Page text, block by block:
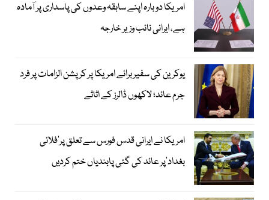
امریکا دوبارہ اپنے سابقہ وعدوں کی پاسداری پر آمادہ
ہے، ایرانی نائب وزیر خارجہ
یوکرین کی سفیر برائے امریکا پر کرپشن الزامات پر فرد
جرم عائد؛ لاکھوں ڈالرز کے اثاثے
امریکا نے ایرانی قدس فورس سے تعلق پر’فلائی
بغداد‘پر عائد کی گئی پابندیاں ختم کردیں